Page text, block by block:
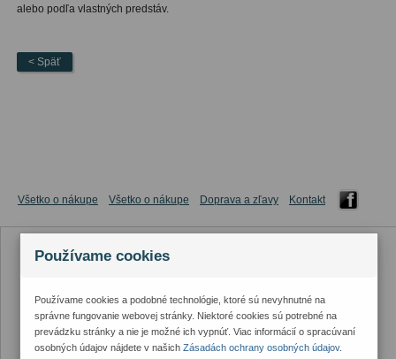
alebo podľa vlastných predstáv.
< Späť
Všetko o nákupe Všetko o nákupe Doprava a zľavy Kontakt
Používame cookies
Používame cookies a podobné technológie, ktoré sú nevyhnutné na
správne fungovanie webovej stránky. Niektoré cookies sú potrebné na
prevádzku stránky a nie je možné ich vypnúť. Viac informácií o spracúvaní
osobných údajov nájdete v našichZásadách ochrany osobných údajov.